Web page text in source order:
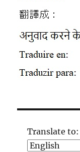
Translate to: